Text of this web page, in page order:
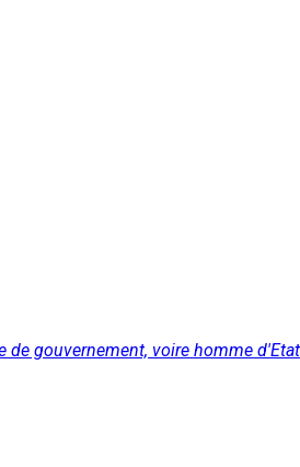
gouvernement, voire homme